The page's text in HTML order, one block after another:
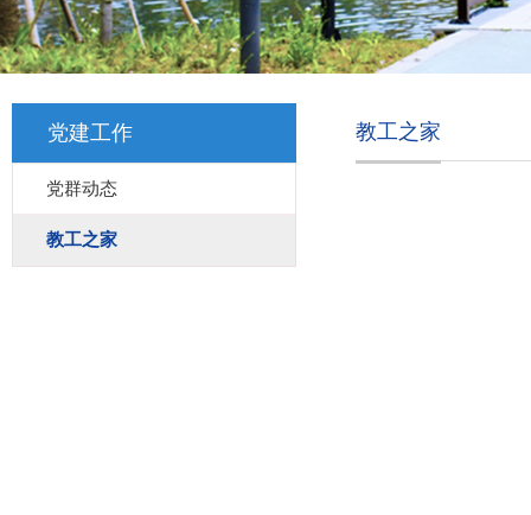
党建工作
党群动态
教工之家
教工之家